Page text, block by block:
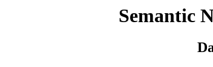
Semantic